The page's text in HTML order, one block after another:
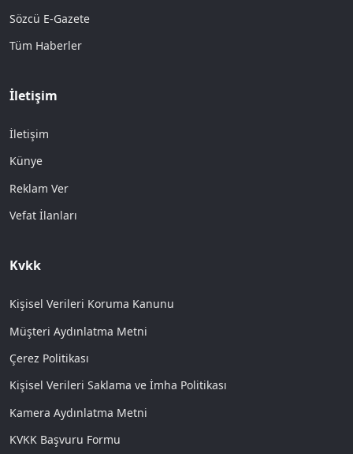
Sözcü E-Gazete
Tüm Haberler
İletişim
İletişim
Künye
Reklam Ver
Vefat İlanları
Kvkk
Kişisel Verileri Koruma Kanunu
Müşteri Aydınlatma Metni
Çerez Politikası
Kişisel Verileri Saklama ve İmha Politikası
Kamera Aydınlatma Metni
KVKK Başvuru Formu